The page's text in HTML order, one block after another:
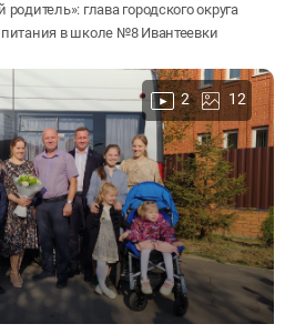
глава городского округа
в школе №8 Ивантеевки
2 12